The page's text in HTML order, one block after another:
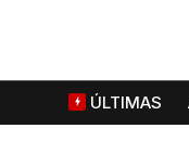
ÚLTIMAS